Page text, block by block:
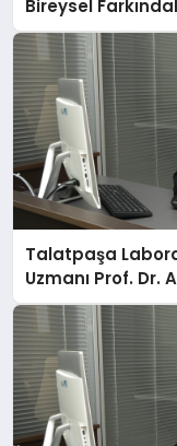
Bireysel
Anlatıyor
Talatpaşa
Uzmanı Prof. Dr.